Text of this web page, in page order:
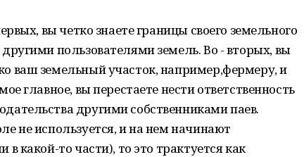
вы четко знаете границы своего земельного
пользователями земель. Во - вторых, вы
ваш земельный участок, например,фермеру, и
главное, вы перестаете нести ответственность
другими собственниками паев.
не используется, и на нем начинают
в какой-то части), то это трактуется как